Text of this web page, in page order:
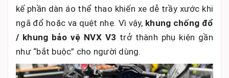
kế phần dàn áo thể thao khiến xe dễ trầy xước khi
ngã đổ hoặc va quệt nhẹ. Vì vậy, khung chống đổ
/ khung bảo vệ NVX V3 trở thành phụ kiện gần
như “bắt buộc” cho người dùng.